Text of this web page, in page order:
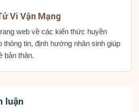
Vi Vận Mạng
web về các kiến thức huyền
thông tin, định hướng nhân sinh giúp
bản thân.
luận